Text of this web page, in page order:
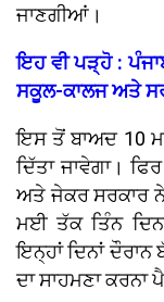
ਜਾਣਗੀਆਂ।
ਇਹ ਵੀ ਪੜ੍ਹੋ :
ਸਕੂਲ-ਕਾਲਜ ਅਤੇ
ਇਸ ਤੋਂ ਬਾਅਦ 10
ਦਿੱਤਾ ਜਾਵੇਗਾ।
ਅਤੇ ਜੇਕਰ ਸਰਕਾਰ
ਮਈ ਤੱਕ ਤਿੰਨ
ਇਨ੍ਹਾਂ ਦਿਨਾਂ ਦੌਰਾਨ
ਦਾ ਸਾਹਮਣਾ ਕਰਨਾ